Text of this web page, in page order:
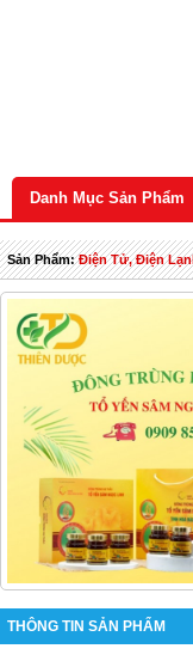
Danh Mục Sản Phẩm
Sản Phẩm:Điện Tử, Điện
THÔNG TIN SẢN PHẨM